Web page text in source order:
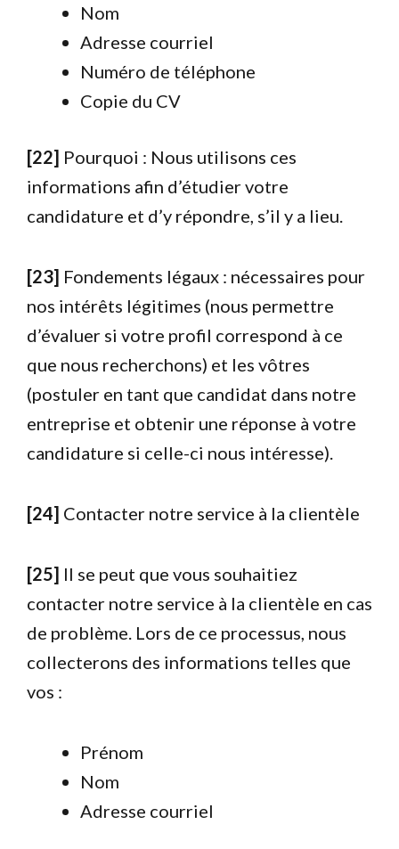
Nom
Adresse courriel
Numéro de téléphone
Copie du CV
[22] Pourquoi : Nous utilisons ces
informations afin d’étudier votre
candidature et d’y répondre, s’il y a lieu.
[23] Fondements légaux : nécessaires pour
nos intérêts légitimes (nous permettre
d’évaluer si votre profil correspond à ce
que nous recherchons) et les vôtres
(postuler en tant que candidat dans notre
entreprise et obtenir une réponse à votre
candidature si celle-ci nous intéresse).
[24] Contacter notre service à la clientèle
[25] Il se peut que vous souhaitiez
contacter notre service à la clientèle en cas
de problème. Lors de ce processus, nous
collecterons des informations telles que
vos :
Prénom
Nom
Adresse courriel